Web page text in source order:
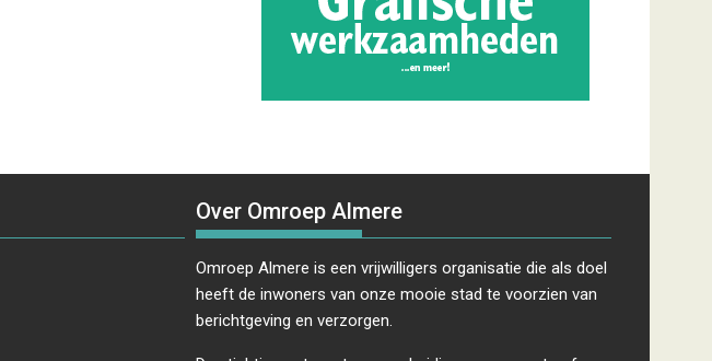
Over Omroep Almere
Omroep Almere is een vrijwilligers organisatie die als doel
heeft de inwoners van onze mooie stad te voorzien van
berichtgeving en verzorgen.